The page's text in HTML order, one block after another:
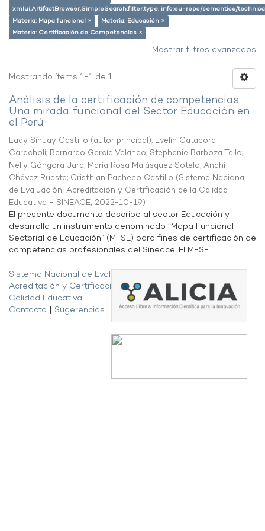
xmlui.ArtifactBrowser.SimpleSearch.filter.type: info:eu-repo/semantics/
Materia: Mapa funcional ×
Materia: Educación ×
Materia: Certificación de Competencias ×
Mostrar filtros avanzados
Mostrando ítems 1-1 de 1
Análisis de la certificación de competencias:
Una mirada funcional del Sector Educación en
el Perú
Lady Sihuay Castillo (autor principal); Evelin Catacora
Caracholi; Bernardo García Velando; Stephanie Barboza Tello;
Nelly Góngora Jara; María Rosa Malásquez Sotelo; Anahí
Chávez Ruesta; Cristhian Pacheco Castillo (Sistema Nacional
de Evaluación, Acreditación y Certificación de la Calidad
Educativa - SINEACE, 2022-10-19)
El presente documento describe al sector Educación y
desarrolla un instrumento denominado “Mapa Funcional
Sectorial de Educación” (MFSE) para fines de certificación de
competencias profesionales del Sineace. El MFSE ...
Sistema Nacional de Evaluación,
Acreditación y Certificación de la
Calidad Educativa
Contacto
Sugerencias